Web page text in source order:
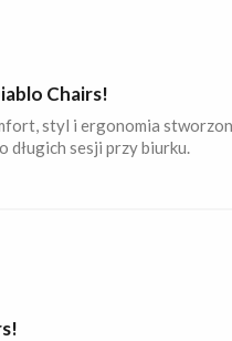
Chairs!
styl i ergonomia
długich sesji przy biurku.